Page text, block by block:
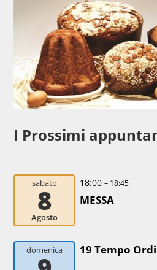
I Prossimi
sabato
8
Agosto
18:00 – 18:45
MESSA
domenica 19 Tempo